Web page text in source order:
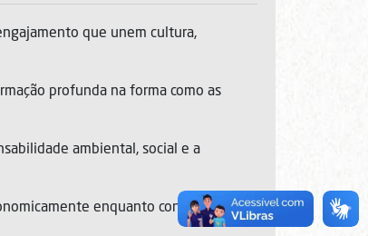
que unem cultura,
profunda na forma como as
ambiental, social e a
enquanto contribuem